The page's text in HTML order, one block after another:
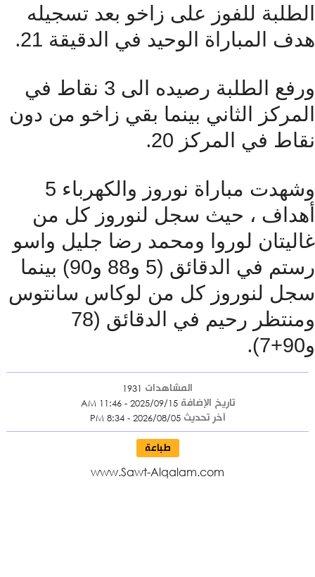
للفوز على زاخو بعد تسجيله
الوحيد في الدقيقة 21
.
ورفع الطلبة رصيده الى 3 نقاط في
الثاني بينما بقي زاخو من دون
المركز 20
.
وشهدت مباراة نوروز والكهرباء 5
، حيث سجل لنوروز كل من
لوروا ومحمد رضا جليل واسو
رستم في الدقائق (5 و88 و90) بينما
كل من لوكاس سانتوس
ومنتظر رحيم في الدقائق (78
.
المشاهدات 1931
تاريخ الإضافة 2025/09/15 - 11:46 AM
آخر تحديث 2026/08/05 - 8:34 PM
www.Sawt-Alqalam.com